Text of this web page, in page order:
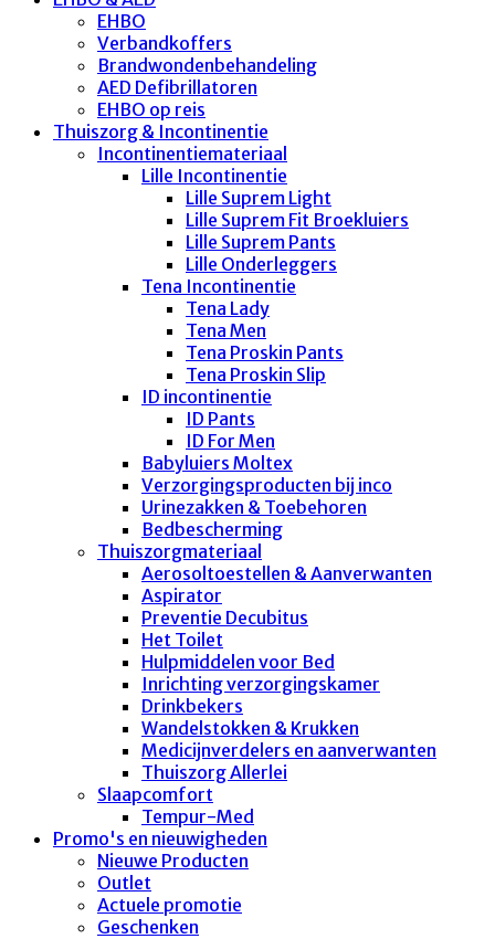
EHBO
Verbandkoffers
Brandwondenbehandeling
AED Defibrillatoren
EHBO op reis
Thuiszorg & Incontinentie
Incontinentiemateriaal
Lille Incontinentie
Lille Suprem Light
Lille Suprem Fit Broekluiers
Lille Suprem Pants
Lille Onderleggers
Tena Incontinentie
Tena Lady
Tena Men
Tena Proskin Pants
Tena Proskin Slip
ID incontinentie
ID Pants
ID For Men
Babyluiers Moltex
Verzorgingsproducten bij inco
Urinezakken & Toebehoren
Bedbescherming
Thuiszorgmateriaal
Aerosoltoestellen & Aanverwanten
Aspirator
Preventie Decubitus
Het Toilet
Hulpmiddelen voor Bed
Inrichting verzorgingskamer
Drinkbekers
Wandelstokken & Krukken
Medicijnverdelers en aanverwanten
Thuiszorg Allerlei
Slaapcomfort
Tempur-Med
Promo's en nieuwigheden
Nieuwe Producten
Outlet
Actuele promotie
Geschenken